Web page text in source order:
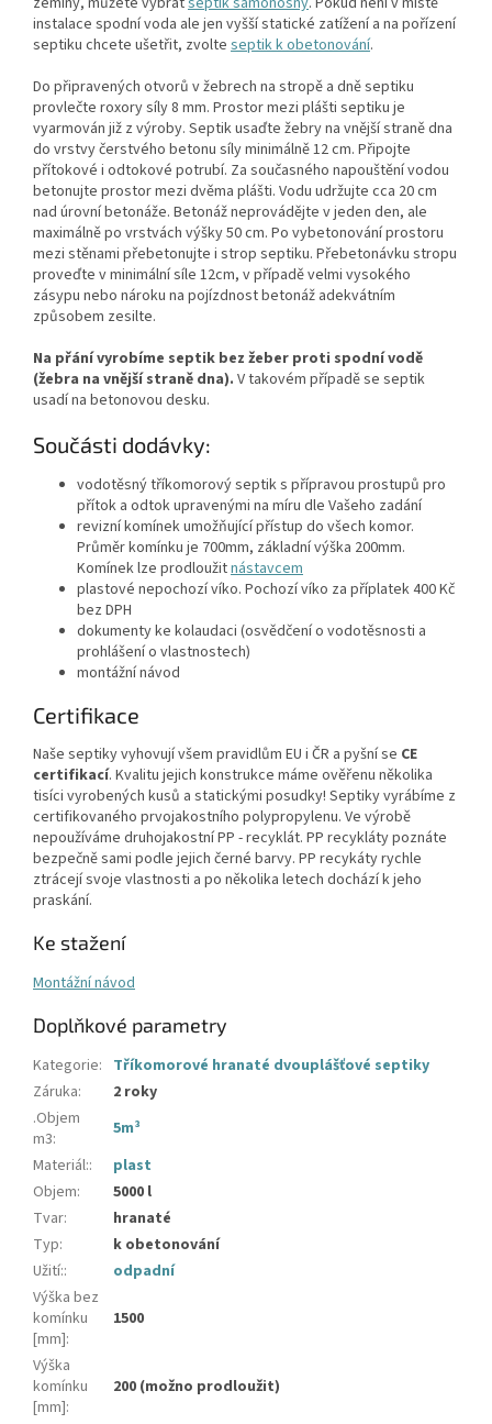
instalace spodní voda ale jen vyšší statické zatížení a na pořízení
septiku chcete ušetřit, zvolte septik k obetonování.
Do připravených otvorů v žebrech na stropě a dně septiku
provlečte roxory síly 8 mm. Prostor mezi plášti septiku je
vyarmován již z výroby. Septik usaďte žebry na vnější straně dna
do vrstvy čerstvého betonu síly minimálně 12 cm. Připojte
přítokové i odtokové potrubí. Za současného napouštění vodou
betonujte prostor mezi dvěma plášti. Vodu udržujte cca 20 cm
nad úrovní betonáže. Betonáž neprovádějte v jeden den, ale
maximálně po vrstvách výšky 50 cm. Po vybetonování prostoru
mezi stěnami přebetonujte i strop septiku. Přebetonávku stropu
proveďte v minimální síle 12cm, v případě velmi vysokého
zásypu nebo nároku na pojízdnost betonáž adekvátním
způsobem zesilte.
Na přání vyrobíme septik bez žeber proti spodní vodě
(žebra na vnější straně dna). V takovém případě se septik
usadí na betonovou desku.
Součásti dodávky:
vodotěsný tříkomorový septik s přípravou prostupů pro
přítok a odtok upravenými na míru dle Vašeho zadání
revizní komínek umožňující přístup do všech komor.
Průměr komínku je 700mm, základní výška 200mm.
Komínek lze prodloužitnástavcem
plastové nepochozí víko. Pochozí víko za příplatek 400 Kč
bez DPH
dokumenty ke kolaudaci (osvědčení o vodotěsnosti a
prohlášení o vlastnostech)
montážní návod
Certifikace
Naše septiky vyhovují všem pravidlům EU i ČR a pyšní se CE
certifikací. Kvalitu jejich konstrukce máme ověřenu několika
tisíci vyrobených kusů a statickými posudky! Septiky vyrábíme z
certifikovaného prvojakostního polypropylenu. Ve výrobě
nepoužíváme druhojakostní PP - recyklát. PP recykláty poznáte
bezpečně sami podle jejich černé barvy. PP recykáty rychle
ztrácejí svoje vlastnosti a po několika letech dochází k jeho
praskání.
Ke stažení
Montážní návod
Doplňkové parametry
Kategorie: Tříkomorové hranaté dvouplášťové septiky
Záruka:
2 roky
.Objem
m3:
5m³
Materiál::
plast
Objem:
5000 l
Tvar:
hranaté
Typ:
k obetonování
Užití::
odpadní
Výška bez
komínku
[mm]:
1500
Výška
komínku
[mm]:
200 (možno prodloužit)